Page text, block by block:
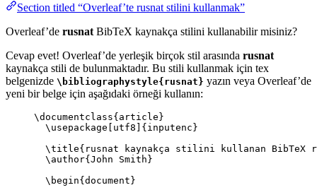
Section titled “Overleaf’te rusnat stilini kullanmak”
Overleaf’de rusnatBibTeX kaynakça stilini kullanabilir misiniz?
Cevap evet! Overleaf’de yerleşik birçok stil arasında rusnat
kaynakça stili de bulunmaktadır. Bu stili kullanmak için tex
belgenizde \bibliographystyle{rusnat} yazın veya Overleaf’de
yeni bir belge için aşağıdaki örneği kullanın:
\documentclass{ article }
\usepackage
utf8 ]{ inputenc }
\title{rusnat kaynakça stilini kullanan BibTeX
\author{John Smith}
\begin{ document }